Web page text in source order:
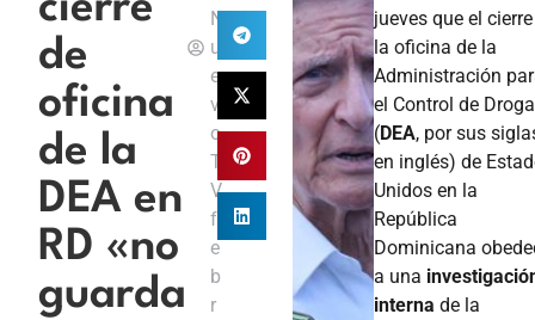
cierre
de
oficina
de la
DEA en
RD «no
guarda
N
u
e
v
o
T
V
f
e
b
r
jueves que el
la oficina de la
Administración
el Control de
(DEA, por sus
en inglés) de
Unidos en la
República
Dominicana
a una
interna de la